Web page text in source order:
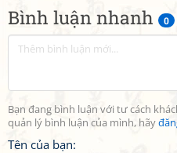
Bình luận nhanh 0
Bạn đang bình luận với tư cách
quản lý bình luận của mình, hãy
Tên của bạn: